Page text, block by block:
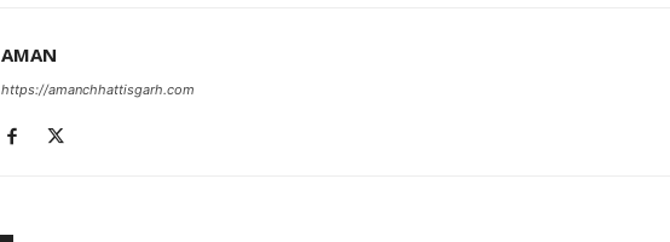
AMAN
https://amanchhattisgarh.com